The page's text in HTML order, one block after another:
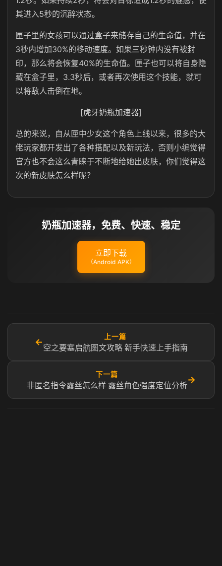
其进入5秒的沉醉状态。
匣子里的女孩可以通过盒子来储存自己的生命值，并在
3秒内增加30%的移动速度。如果三秒钟内没有被封
印，那么将会恢复40%的生命值。匣子也可以将自身隐
藏在盒子里，3.3秒后，或者再次使用这个技能，就可
以将敌人击倒在地。
[虎牙奶瓶加速器]
总的来说，自从匣中少女这个角色上线以来，很多的大
佬玩家都开发出了各种搭配以及新玩法，否则小编觉得
官方也不会这么青睐于不断地给她出皮肤，你们觉得这
次的新皮肤怎么样呢？
奶瓶加速器，免费、快速、稳定
立即下载
（Android APK）
←
上一篇
空之要塞启航图文攻略 新手快速上手指南
下一篇
非匿名指令露丝怎么样 露丝角色强度定位分析
→